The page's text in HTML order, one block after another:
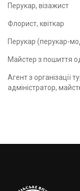
Перукар, візажист
Флорист, квіткар
Перукар (перукар-
Майстер з пошиття
Агент з організації
адміністратор,